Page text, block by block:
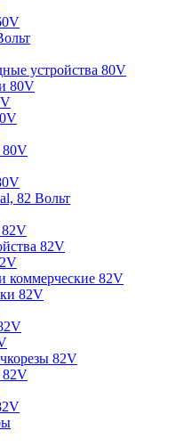
устройства 80V
80V
80V
82 Вольт
82V
коммерческие 82V
82V
82V
82V